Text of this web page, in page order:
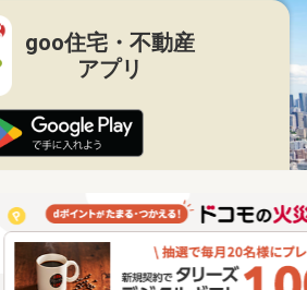
goo住宅・不動産
アプリ